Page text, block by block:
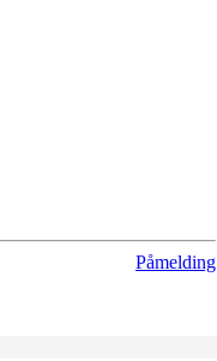
Påmelding